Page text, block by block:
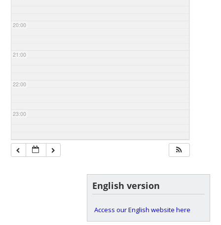
20:00
21:00
22:00
23:00
English version
Access our English website here